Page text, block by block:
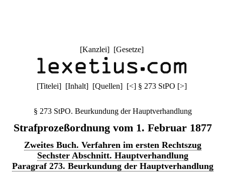
[Kanzlei] [Gesetze]
[Titelei] [Inhalt] [Quellen] [<] § 273 StPO [>]
§ 273 StPO. Beurkundung der Hauptverhandlung
Strafprozeßordnung vom 1. Februar 1877
Zweites Buch. Verfahren im ersten Rechtszug
Sechster Abschnitt. Hauptverhandlung
Paragraf 273. Beurkundung der Hauptverhandlung